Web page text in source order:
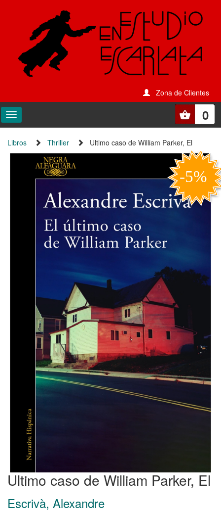
Zona de Clientes
0
Libros Thriller Ultimo caso de William Parker, El
Ultimo caso de William Parker, El
Escrivà, Alexandre